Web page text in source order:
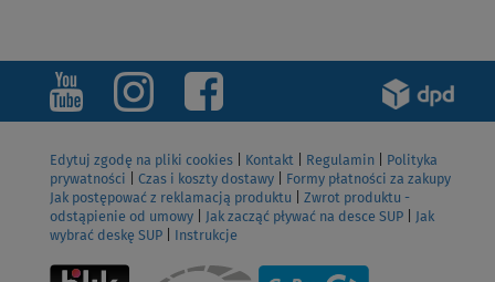
Edytuj zgodę na pliki cookies Kontakt Regulamin
Polityka
prywatności
Czas i koszty dostawy
Formy płatności za zakupy
Jak postępować z reklamacją produktu
Zwrot produktu -
odstąpienie od umowy
Jak zacząć pływać na desce SUP
Jak
wybrać deskę SUP
Instrukcje